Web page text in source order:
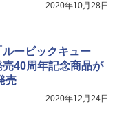
2020年10月28日
ルービックキュー
40周年記念商品が
売
2020年12月24日